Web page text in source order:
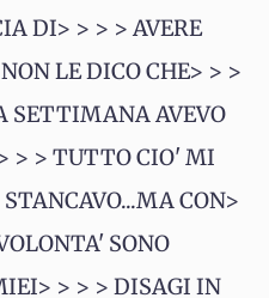
DI> > > > AVERE
LE DICO CHE> > >
SETTIMANA AVEVO
> > TUTTO CIO' MI
CON>
SONO
> > > DISAGI IN